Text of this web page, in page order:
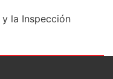
la Inspección